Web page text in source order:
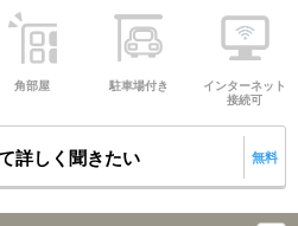
角部屋 駐車場付き
インターネット
接続可
詳しく聞きたい 無料